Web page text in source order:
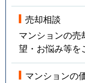
売却相談
マンションの売
望・お悩み等を
マンションの